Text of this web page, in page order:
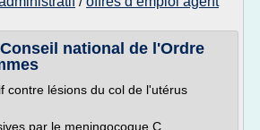
national de l'Ordre
contre lésions du col de l'utérus
par le meningocoque C,